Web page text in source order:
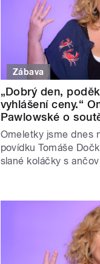
Zábava
„Dobrý den,
vyhlášení ceny.“
Pawlowské o
Omeletky jsme dnes
povídku Tomáše
slané koláčky s